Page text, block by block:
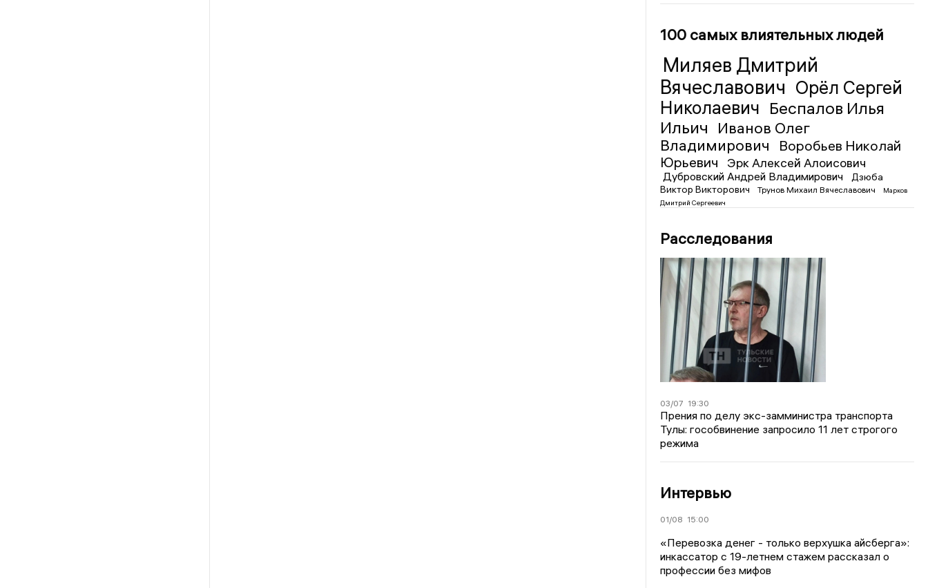
100 самых влиятельных людей
Миляев Дмитрий
Вячеславович Орёл Сергей
Николаевич Беспалов Илья
Ильич
Иванов Олег
Владимирович
Воробьев Николай
Юрьевич
Эрк Алексей Алоисович
Дубровский Андрей Владимирович
Дзюба
Виктор Викторович
Трунов Михаил Вячеславович
Марков
Дмитрий Сергеевич
Расследования
03/07 19:30
Прения по делу экс-замминистра транспорта
Тулы: гособвинение запросило 11 лет строгого
режима
Интервью
01/08 15:00
«Перевозка денег - только верхушка айсберга»:
инкассатор с 19-летнем стажем рассказал о
профессии без мифов